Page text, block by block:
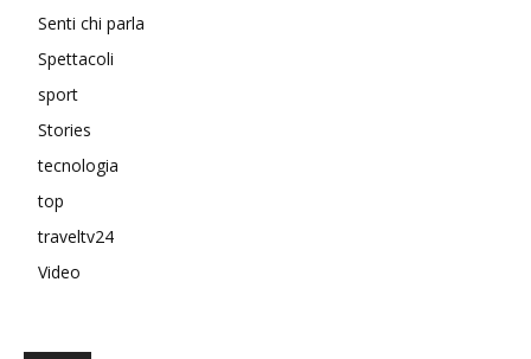
Senti chi parla
Spettacoli
sport
Stories
tecnologia
top
traveltv24
Video